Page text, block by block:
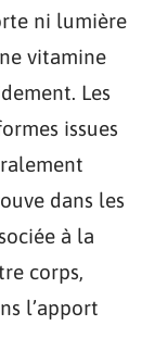
ni lumière
vitamine
Les
issues
dans les
à la
corps,
l’apport